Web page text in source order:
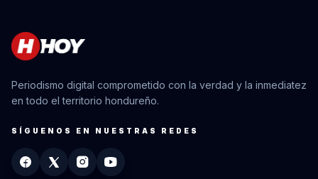
Periodismo digital comprometido con la verdad y la inmediatez
en todo el territorio hondureño.
SÍGUENOS EN NUESTRAS REDES